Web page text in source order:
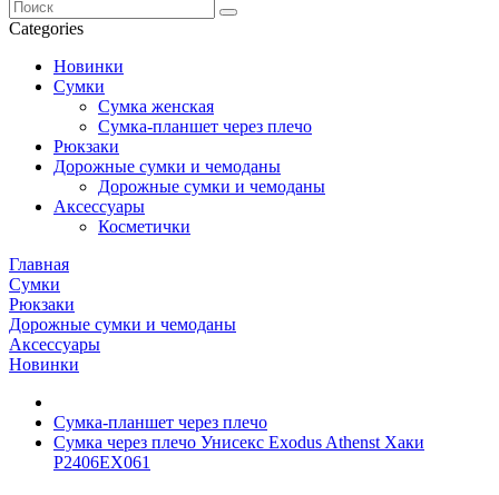
Categories
Новинки
Сумки
Сумка женская
Сумка-планшет через плечо
Рюкзаки
Дорожные сумки и чемоданы
Дорожные сумки и чемоданы
Аксессуары
Косметички
Главная
Сумки
Рюкзаки
Дорожные сумки и чемоданы
Аксессуары
Новинки
Сумка-планшет через плечо
Сумка через плечо Унисекс Exodus Athenst Хаки
P2406EX061